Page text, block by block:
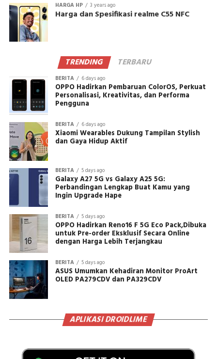
HARGA HP 3 years ago
Harga dan Spesifikasi realme C55 NFC
TRENDING TERBARU
BERITA 6 days ago
OPPO Hadirkan Pembaruan ColorOS, Perkuat
Personalisasi, Kreativitas, dan Performa
Pengguna
BERITA 6 days ago
Xiaomi Wearables Dukung Tampilan Stylish
dan Gaya Hidup Aktif
BERITA 5 days ago
Galaxy A27 5G vs Galaxy A25 5G:
Perbandingan Lengkap Buat Kamu yang
Ingin Upgrade Hape
BERITA 5 days ago
OPPO Hadirkan Reno16 F 5G Eco Pack,Dibuka
untuk Pre-order Eksklusif Secara Online
dengan Harga Lebih Terjangkau
BERITA 5 days ago
ASUS Umumkan Kehadiran Monitor ProArt
OLED PA279CDV dan PA329CDV
APLIKASI DROIDLIME